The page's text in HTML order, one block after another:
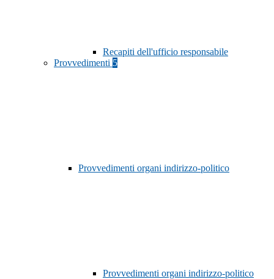
Recapiti dell'ufficio responsabile
Provvedimenti 5
Provvedimenti organi indirizzo-politico
Provvedimenti organi indirizzo-politico